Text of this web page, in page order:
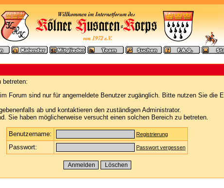
betreten:
Forum sind nur für angemeldete Benutzer zugänglich. Bitte nutzen Sie die
ab und kontaktieren den zuständigen Administrator.
Sie haben möglicherweise versucht einen solchen Bereich zu betreten.
Benutzername: Registrierung
Passwort: Passwort vergessen